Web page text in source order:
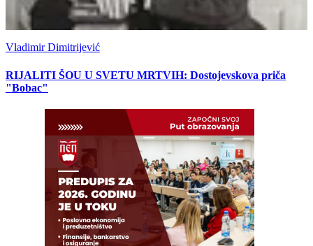
Vladimir Dimitrijević
RIJALITI ŠOU U SVETU MRTVIH: Dostojevskova priča
"Bobac"